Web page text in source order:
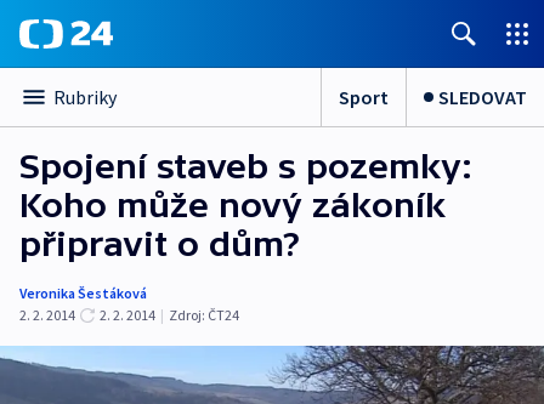
Rubriky Sport SLEDOVAT
Spojení staveb s pozemky:
Koho může nový zákoník
připravit o dům?
Veronika Šestáková
2. 2. 2014
2. 2. 2014 | Zdroj: ČT24